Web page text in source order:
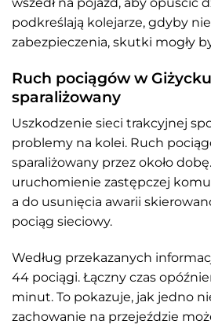
podkreślają kolejarze, gdyby nie
zabezpieczenia, skutki mogły
Ruch pociągów w
sparaliżowany
Uszkodzenie sieci trakcyjnej
problemy na kolei. Ruch
sparaliżowany przez około
uruchomienie zastępczej
a do usunięcia awarii
pociąg sieciowy.
Według przekazanych
44 pociągi. Łączny czas
minut. To pokazuje, jak jedno
zachowanie na przejeździe